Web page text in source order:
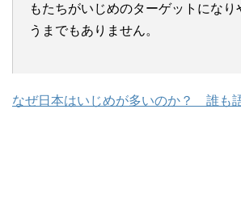
もたちがいじめのターゲットにな
うまでもありません。
なぜ日本はいじめが多いのか？ 誰も